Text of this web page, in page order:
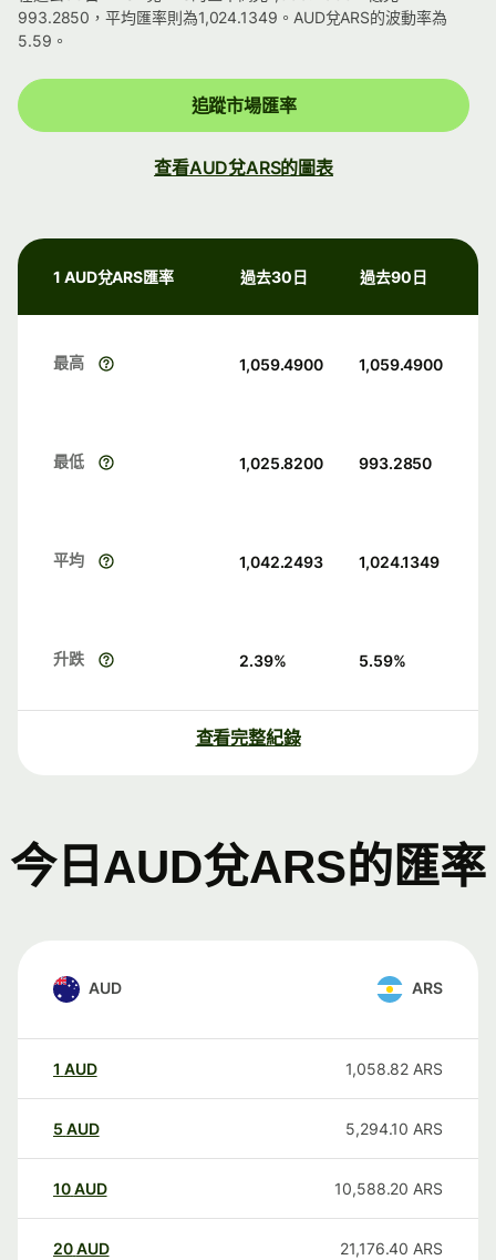
993.2850，平均匯率則為1,024.1349。AUD兌ARS的波動率為
5.59。
追蹤市場匯率
查看AUD兌ARS的圖表
1 AUD兌ARS匯率 過去30日 過去90日
最高 1,059.4900 1,059.4900
最低 1,025.8200 993.2850
平均 1,042.2493 1,024.1349
升跌 2.39% 5.59%
查看完整紀錄
今日AUD兌ARS的匯率
AUD ARS
1 AUD 1,058.82 ARS
5 AUD 5,294.10 ARS
10AUD 10,588.20 ARS
20AUD 21,176.40 ARS